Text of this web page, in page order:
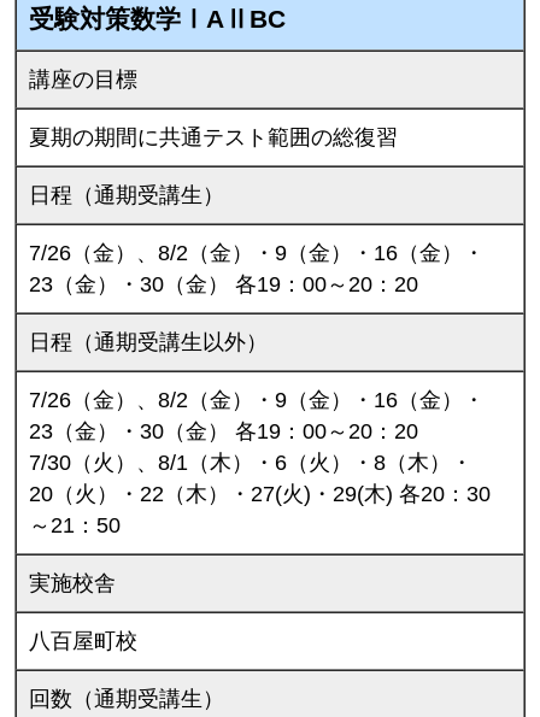
受験対策数学ⅠAⅡBC
講座の目標
夏期の期間に共通テスト範囲の総復習
日程（通期受講生）
7/26（金）、8/2（金）・9（金）・16（金）・
23（金）・30（金） 各19：00～20：20
日程（通期受講生以外）
7/26（金）、8/2（金）・9（金）・16（金）・
23（金）・30（金） 各19：00～20：20
7/30（火）、8/1（木）・6（火）・8（木）・
20（火）・22（木）・27(火)・29(木) 各20：30
～21：50
実施校舎
八百屋町校
回数（通期受講生）